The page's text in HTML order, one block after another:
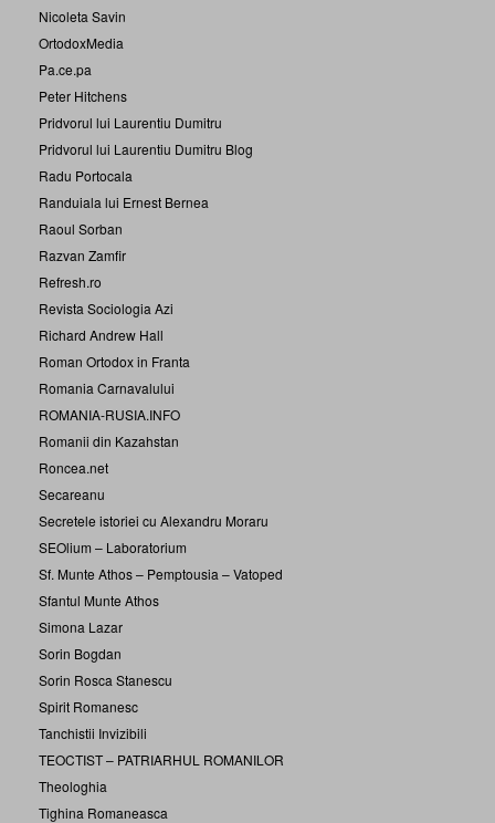
Nicoleta Savin
OrtodoxMedia
Pa.ce.pa
Peter Hitchens
Pridvorul lui Laurentiu Dumitru
Pridvorul lui Laurentiu Dumitru Blog
Radu Portocala
Randuiala lui Ernest Bernea
Raoul Sorban
Razvan Zamfir
Refresh.ro
Revista Sociologia Azi
Richard Andrew Hall
Roman Ortodox in Franta
Romania Carnavalului
ROMANIA-RUSIA.INFO
Romanii din Kazahstan
Roncea.net
Secareanu
Secretele istoriei cu Alexandru Moraru
SEOlium – Laboratorium
Sf. Munte Athos – Pemptousia – Vatoped
Sfantul Munte Athos
Simona Lazar
Sorin Bogdan
Sorin Rosca Stanescu
Spirit Romanesc
Tanchistii Invizibili
TEOCTIST – PATRIARHUL ROMANILOR
Theologhia
Tighina Romaneasca